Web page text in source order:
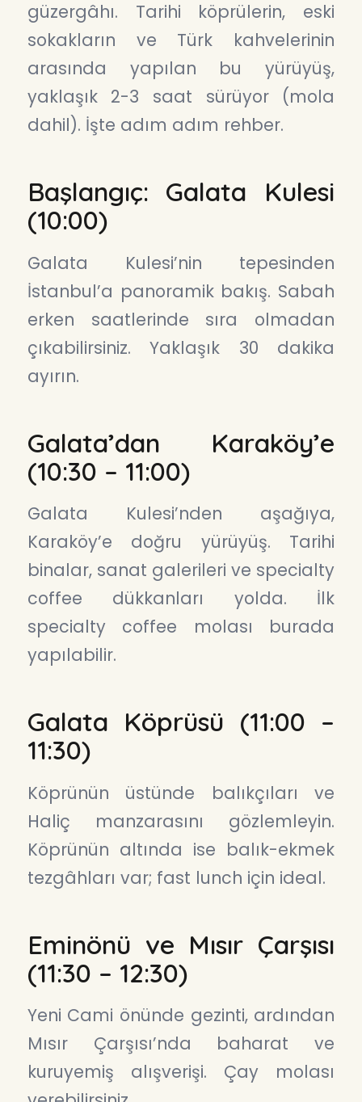
güzergâhı. Tarihi köprülerin, eski
sokakların ve Türk kahvelerinin
arasında yapılan bu yürüyüş,
yaklaşık 2-3 saat sürüyor (mola
dahil). İşte adım adım rehber.
Başlangıç: Galata Kulesi
(10:00)
Galata Kulesi’nin tepesinden
İstanbul’a panoramik bakış. Sabah
erken saatlerinde sıra olmadan
çıkabilirsiniz. Yaklaşık 30 dakika
ayırın.
Galata’dan Karaköy’e
(10:30 – 11:00)
Galata Kulesi’nden aşağıya,
Karaköy’e doğru yürüyüş. Tarihi
binalar, sanat galerileri ve specialty
coffee dükkanları yolda. İlk
specialty coffee molası burada
yapılabilir.
Galata Köprüsü (11:00 –
11:30)
Köprünün üstünde balıkçıları ve
Haliç manzarasını gözlemleyin.
Köprünün altında ise balık-ekmek
tezgâhları var; fast lunch için ideal.
Eminönü ve Mısır Çarşısı
(11:30 – 12:30)
Yeni Cami önünde gezinti, ardından
Mısır Çarşısı’nda baharat ve
kuruyemiş alışverişi. Çay molası